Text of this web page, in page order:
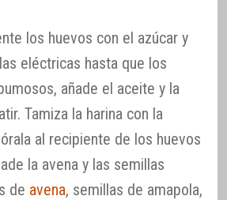
los huevos con el azúcar y
eléctricas hasta que los
añade el aceite y la
Tamiza la harina con la
al recipiente de los huevos
la avena y las semillas
de avena, semillas de amapola,